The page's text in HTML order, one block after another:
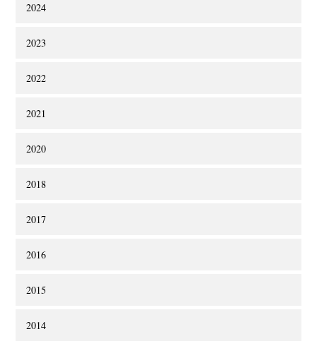
2024
2023
2022
2021
2020
2018
2017
2016
2015
2014